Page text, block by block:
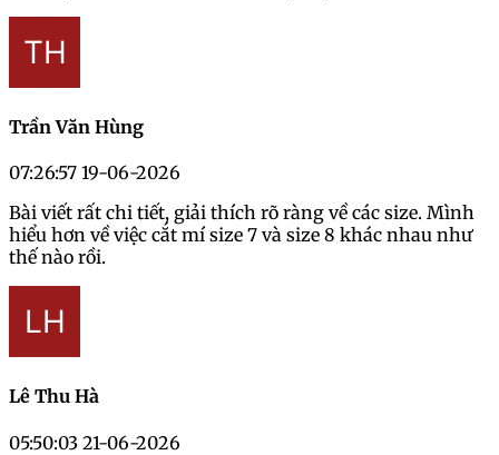
Trần Văn Hùng
07:26:57 19-06-2026
Bài viết rất chi tiết, giải thích rõ ràng về các size. Mình
hiểu hơn về việc cắt mí size 7 và size 8 khác nhau như
thế nào rồi.
Lê Thu Hà
05:50:03 21-06-2026